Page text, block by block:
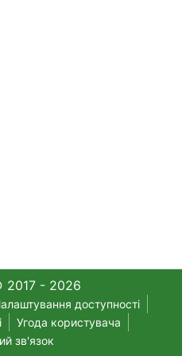
2017 - 2026
доступності
Угода користувача
зв'язок